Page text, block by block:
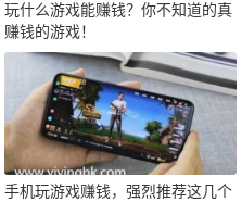
玩什么游戏能赚钱？你不知道的真
赚钱的游戏！
手机玩游戏赚钱，强烈推荐这几个